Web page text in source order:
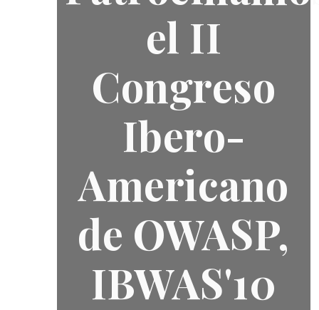
el II
Congreso
Ibero-
Americano
de OWASP,
IBWAS'10